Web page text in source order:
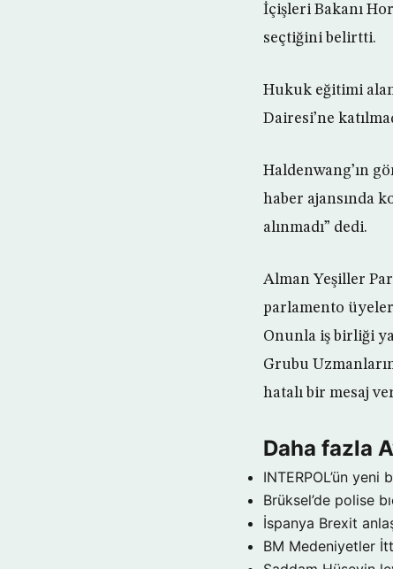
İçişleri Bakanı
seçtiğini belirtti.
Hukuk eğitimi
Dairesi’ne
Haldenwang’ın
haber ajansında
alınmadı” dedi.
Alman Yeşiller
parlamento
Onunla iş birliği
Grubu
hatalı bir mesaj
Daha fazla
INTERPOL’ün yeni
Brüksel’de polise
İspanya Brexit
BM Medeniyetler